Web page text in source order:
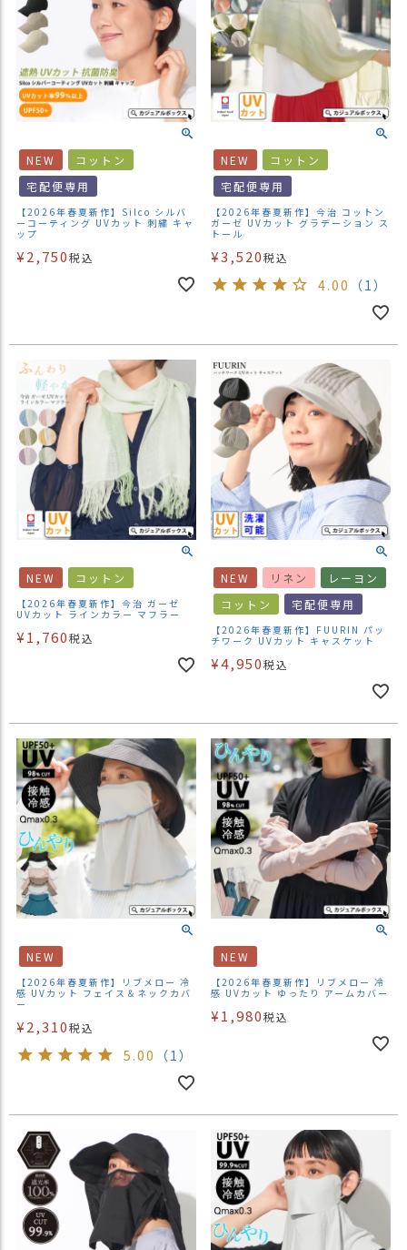
NEW
コットン
宅配便専用
【2026年春夏新作】Silco シルバ
ーコーティング UVカット 刺繍 キャ
ップ
¥2,750税込
NEW
コットン
宅配便専用
【2026年春夏新作】今治 コットン
ガーゼ UVカット グラデーション ス
トール
¥3,520税込
4.00 （1）
NEW コットン
【2026年春夏新作】今治 ガーゼ
UVカット ラインカラー マフラー
¥1,760税込
NEW リネン
レーヨン
コットン
宅配便専用
【2026年春夏新作】FUURIN パッ
チワーク UVカット キャスケット
¥4,950税込
NEW
【2026年春夏新作】リブメロー 冷
感 UVカット フェイス＆ネックカバ
ー
¥2,310税込
5.00 （1）
NEW
【2026年春夏新作】リブメロー 冷
感 UVカット ゆったり アームカバー
¥1,980税込